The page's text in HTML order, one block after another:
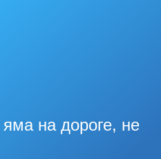
на дороге, не